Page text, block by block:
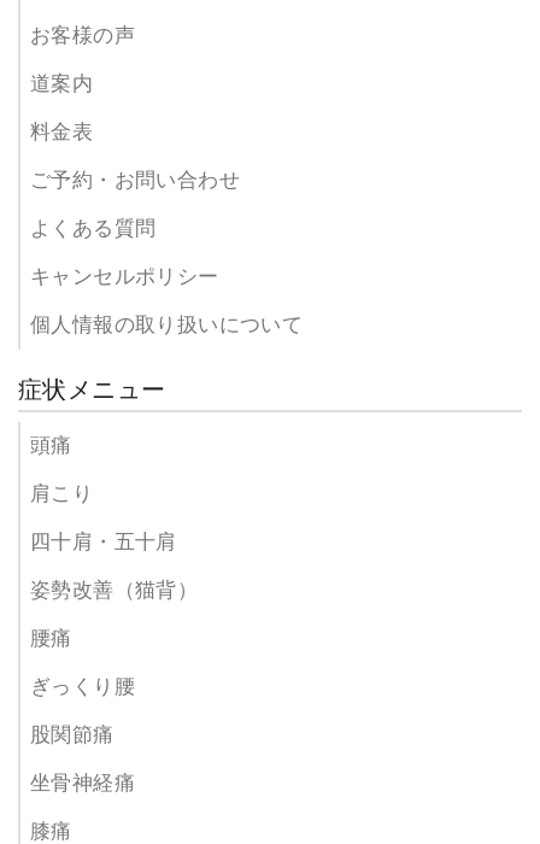
お客様の声
道案内
料金表
ご予約・お問い合わせ
よくある質問
キャンセルポリシー
個人情報の取り扱いについて
症状メニュー
頭痛
肩こり
四十肩・五十肩
姿勢改善（猫背）
腰痛
ぎっくり腰
股関節痛
坐骨神経痛
膝痛